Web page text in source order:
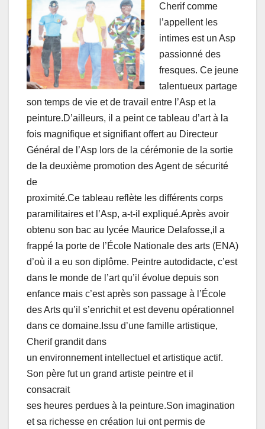
Cherif comme
l’appellent les
intimes est un Asp
passionné des
fresques. Ce jeune
talentueux partage
son temps de vie et de travail entre l’Asp et la
peinture.D’ailleurs, il a peint ce tableau d’art à la
fois magnifique et signifiant offert au Directeur
Général de l’Asp lors de la cérémonie de la sortie
de la deuxième promotion des Agent de sécurité
de
proximité.Ce tableau reflète les différents corps
paramilitaires et l’Asp, a-t-il expliqué.Après avoir
obtenu son bac au lycée Maurice Delafosse,il a
frappé la porte de l’École Nationale des arts (ENA)
d’où il a eu son diplôme. Peintre autodidacte, c’est
dans le monde de l’art qu’il évolue depuis son
enfance mais c’est après son passage à l’École
des Arts qu’il s’enrichit et est devenu opérationnel
dans ce domaine.Issu d’une famille artistique,
Cherif grandit dans
un environnement intellectuel et artistique actif.
Son père fut un grand artiste peintre et il
consacrait
ses heures perdues à la peinture.Son imagination
et sa richesse en création lui ont permis de